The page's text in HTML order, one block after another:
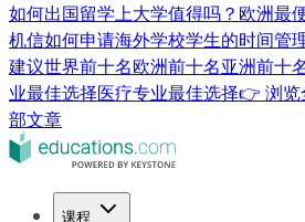
如何出国留学上大学值得吗？ 欧洲最
机信如何申请海外学校学生的时间管
建议世界前十名欧洲前十名亚洲前十
业最佳选择医疗专业最佳选择👉 浏览
部文章
课程